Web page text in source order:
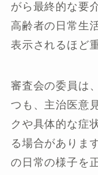
がら最終的な要
高齢者の日常生
表示されるほど
審査会の委員は
つも、主治医意
クや具体的な症
る場合がありま
の日常の様子を